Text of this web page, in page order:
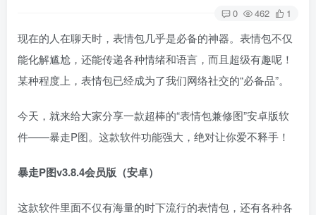
0 462 1
现在的人在聊天时，表情包几乎是必备的神器。表情包不仅
能化解尴尬，还能传递各种情绪和语言，而且超级有趣呢！
某种程度上，表情包已经成为了我们网络社交的“必备品”。
今天，就来给大家分享一款超棒的“表情包兼修图”安卓版软
件——暴走P图。这款软件功能强大，绝对让你爱不释手！
暴走P图v3.8.4会员版（安卓）
这款软件里面不仅有海量的时下流行的表情包，还有各种各